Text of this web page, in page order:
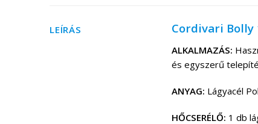
LEÍRÁS Cordivari Bolly
ALKALMAZÁS:
és egyszerű
ANYAG: Lágyacél
HŐCSERÉLŐ: 1 db